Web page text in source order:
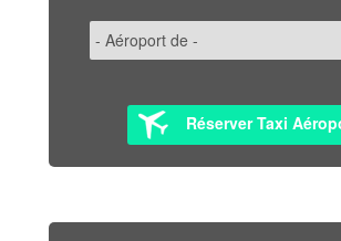
Réserver Taxi